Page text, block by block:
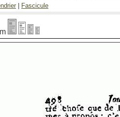
Fascicule